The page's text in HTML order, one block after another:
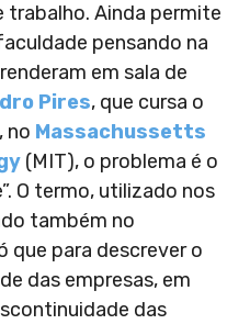
trabalho. Ainda permite
pensando na
em sala de
Pires, que cursa o
no Massachussetts
(MIT), o problema é o
O termo, utilizado nos
também no
que para descrever o
das empresas, em
das